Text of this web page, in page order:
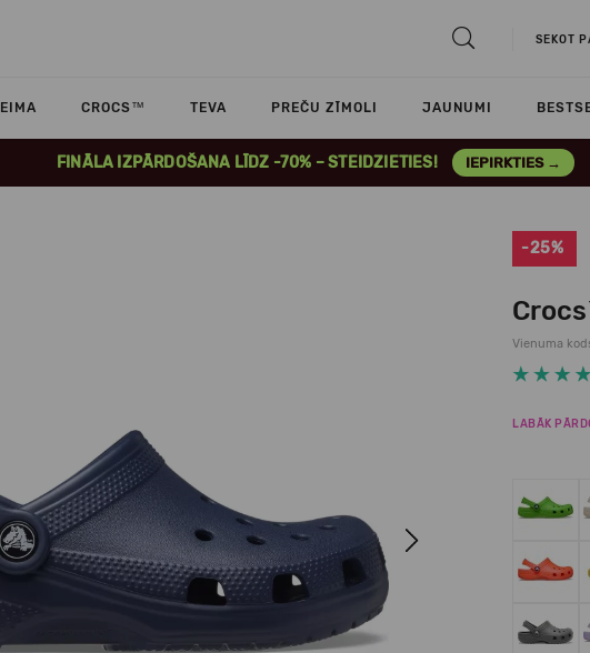
SEKOT
CROCS™ TEVA PREČU ZĪMOLI JAUNUMI
FINĀLA IZPĀRDOŠANA LĪDZ -70% – STEIDZIETIES! IEPIRKTIES →
Next
-25%
Vienuma
LABĀK